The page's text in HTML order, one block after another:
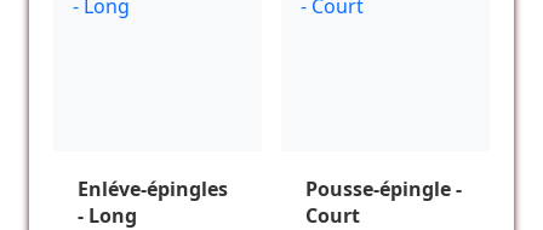
Enléve-épingles
- Long
Pousse-épingle -
Court